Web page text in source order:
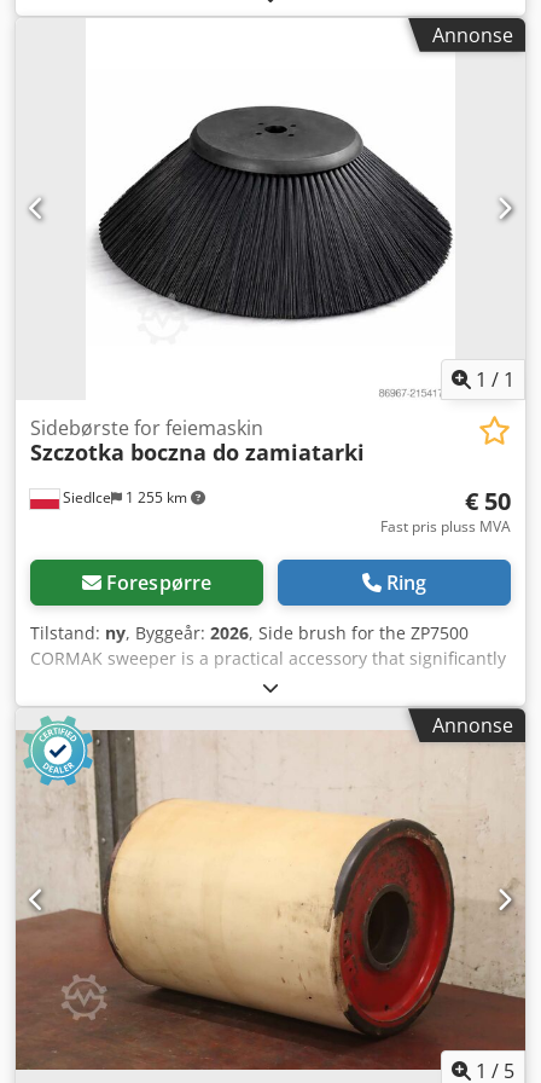
strømforsyning 380V
Annonse
1 / 1
Siedlce 1 255 km
Sidebørste for feiemaskin
Szczotka boczna do zamiatarki
€ 50
Fast pris pluss MVA
Forespørre Ring
Tilstand: ny, Byggeår: 2026, Side brush for the ZP7500
CORMAK sweeper is a practical accessory that significantly
enhances the machine's efficiency. It is designed for
thorough cleaning of hard-to-reach areas—along walls,
shelves, curbs, or in corners, where the main brush cannot
reach. As a result, surfaces are cleaner after just one pass,
eliminating the need for repeated cleaning. Using the side
brush also increases the sweeper’s working width, directly
translating into higher productivity. In practice, this means
faster cleaning of larger warehouse floors, yards, or
parking areas. The robust construction and abrasion-
resistant bristles guarantee long service life, even during
intensive operation. The brush is engineered for
demanding environments—it effectively collects both fine
dust and larger debris, such as sand, leaves, or gravel. The
brush’s design is tailored to withstand harsh industrial
conditions—it is resistant to mechanical damage and
heavy-duty use. Installation and removal are quick and
Annonse
1 / 5